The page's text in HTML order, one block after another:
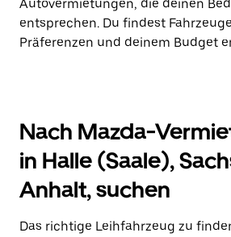
Autovermietungen, die deinen
entsprechen. Du findest
Präferenzen und deinem Budget
Nach Mazda-
in Halle (Saale),
Anhalt, suchen
Das richtige Leihfahrzeug zu